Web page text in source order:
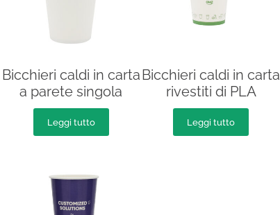
Bicchieri caldi in carta
a parete singola
Leggi tutto
Bicchieri caldi in carta
rivestiti di PLA
Leggi tutto